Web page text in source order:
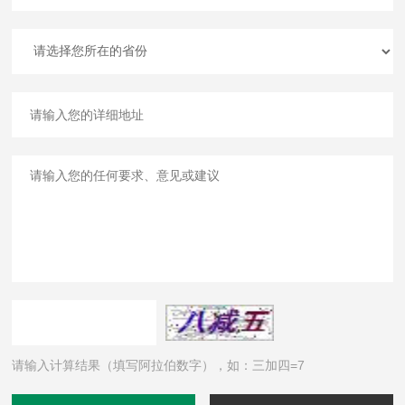
请输入计算结果（填写阿拉伯数字），如：三加四=7